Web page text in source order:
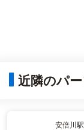
近隣のパ
安倍川駅